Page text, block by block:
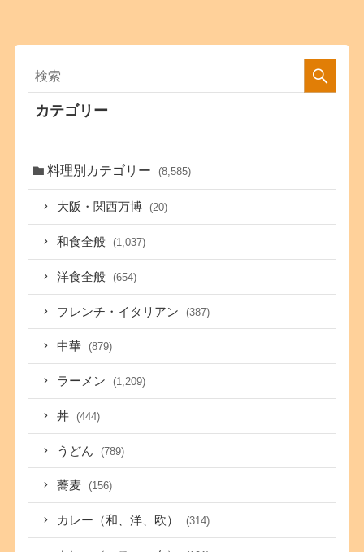
カテゴリー
料理別カテゴリー (8,585)
大阪・関西万博 (20)
和食全般 (1,037)
洋食全般 (654)
フレンチ・イタリアン (387)
中華 (879)
ラーメン (1,209)
丼 (444)
うどん (789)
蕎麦 (156)
カレー（和、洋、欧） (314)